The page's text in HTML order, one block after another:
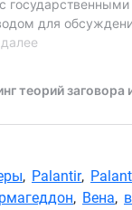
, Palantir,
, Вена,